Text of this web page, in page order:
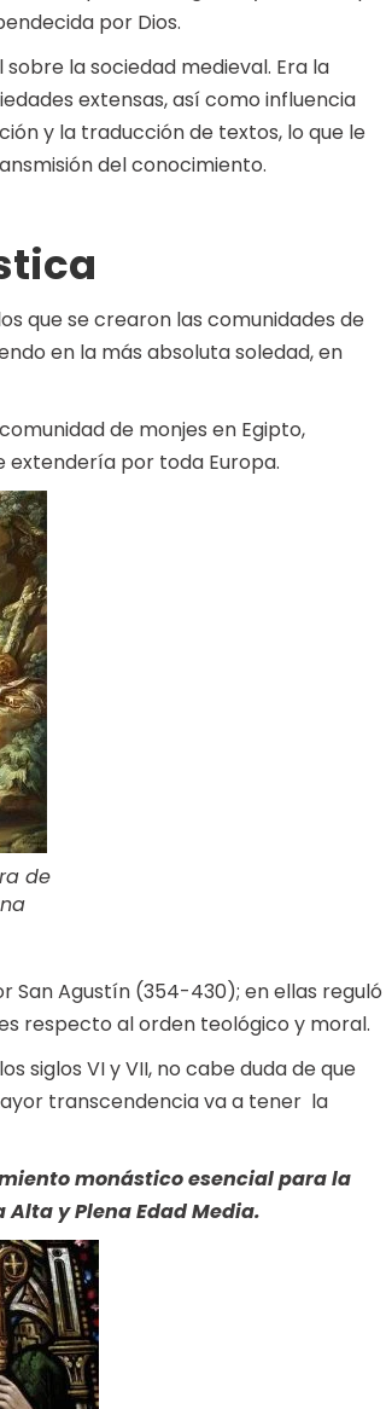
por Dios.
la sociedad medieval. Era la
extensas, así como influencia
y la traducción de textos, lo que le
del conocimiento.
que se crearon las comunidades de
en la más absoluta soledad, en
de monjes en Egipto,
extendería por toda Europa.
de
San Agustín (354-430); en ellas reguló
respecto al orden teológico y moral.
siglos VI y VII, no cabe duda de que
transcendencia va a tener la
monástico esencial para la
y Plena Edad Media.